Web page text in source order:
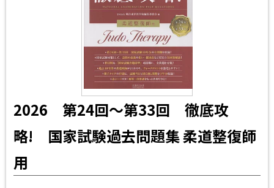
2026 第24回～第33回 徹底攻
略! 国家試験過去問題集 柔道整復師
用